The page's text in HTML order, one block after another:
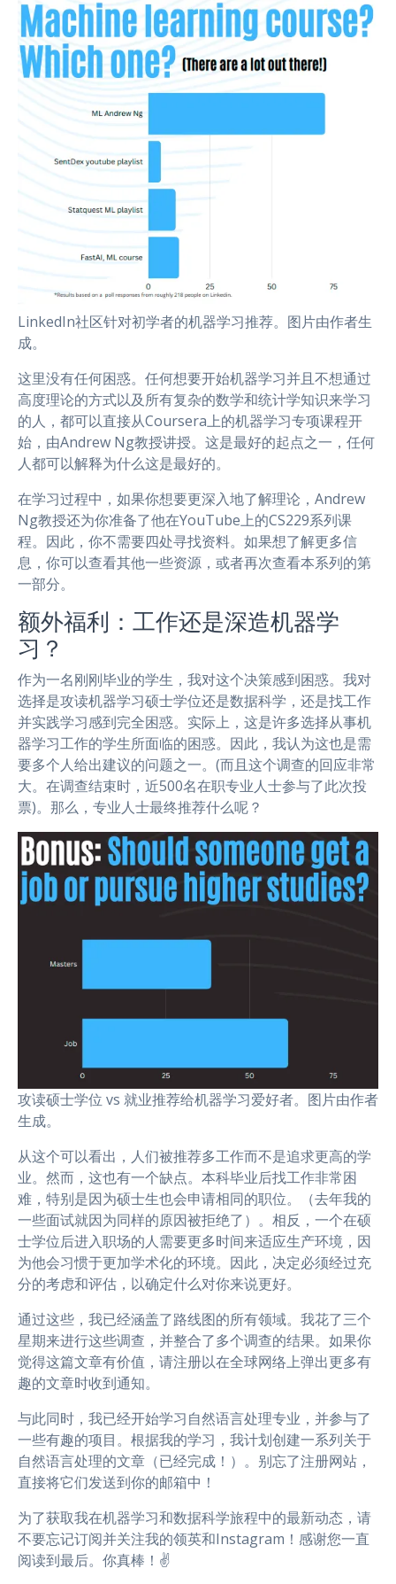
LinkedIn社区针对初学者的机器学习推荐。图片由作者生
成。
这里没有任何困惑。任何想要开始机器学习并且不想通过
高度理论的方式以及所有复杂的数学和统计学知识来学习
的人，都可以直接从Coursera上的机器学习专项课程开
始，由Andrew Ng教授讲授。这是最好的起点之一，任何
人都可以解释为什么这是最好的。
在学习过程中，如果你想要更深入地了解理论，Andrew
Ng教授还为你准备了他在YouTube上的CS229系列课
程。因此，你不需要四处寻找资料。如果想了解更多信
息，你可以查看其他一些资源，或者再次查看本系列的第
一部分。
额外福利：工作还是深造机器学
习？
作为一名刚刚毕业的学生，我对这个决策感到困惑。我对
选择是攻读机器学习硕士学位还是数据科学，还是找工作
并实践学习感到完全困惑。实际上，这是许多选择从事机
器学习工作的学生所面临的困惑。因此，我认为这也是需
要多个人给出建议的问题之一。(而且这个调查的回应非常
大。在调查结束时，近500名在职专业人士参与了此次投
票)。那么，专业人士最终推荐什么呢？
攻读硕士学位 vs 就业推荐给机器学习爱好者。图片由作者
生成。
从这个可以看出，人们被推荐多工作而不是追求更高的学
业。然而，这也有一个缺点。本科毕业后找工作非常困
难，特别是因为硕士生也会申请相同的职位。（去年我的
一些面试就因为同样的原因被拒绝了）。相反，一个在硕
士学位后进入职场的人需要更多时间来适应生产环境，因
为他会习惯于更加学术化的环境。因此，决定必须经过充
分的考虑和评估，以确定什么对你来说更好。
通过这些，我已经涵盖了路线图的所有领域。我花了三个
星期来进行这些调查，并整合了多个调查的结果。如果你
觉得这篇文章有价值，请注册以在全球网络上弹出更多有
趣的文章时收到通知。
与此同时，我已经开始学习自然语言处理专业，并参与了
一些有趣的项目。根据我的学习，我计划创建一系列关于
自然语言处理的文章（已经完成！）。别忘了注册网站，
直接将它们发送到你的邮箱中！
为了获取我在机器学习和数据科学旅程中的最新动态，请
不要忘记订阅并关注我的领英和Instagram！感谢您一直
阅读到最后。你真棒！✌️